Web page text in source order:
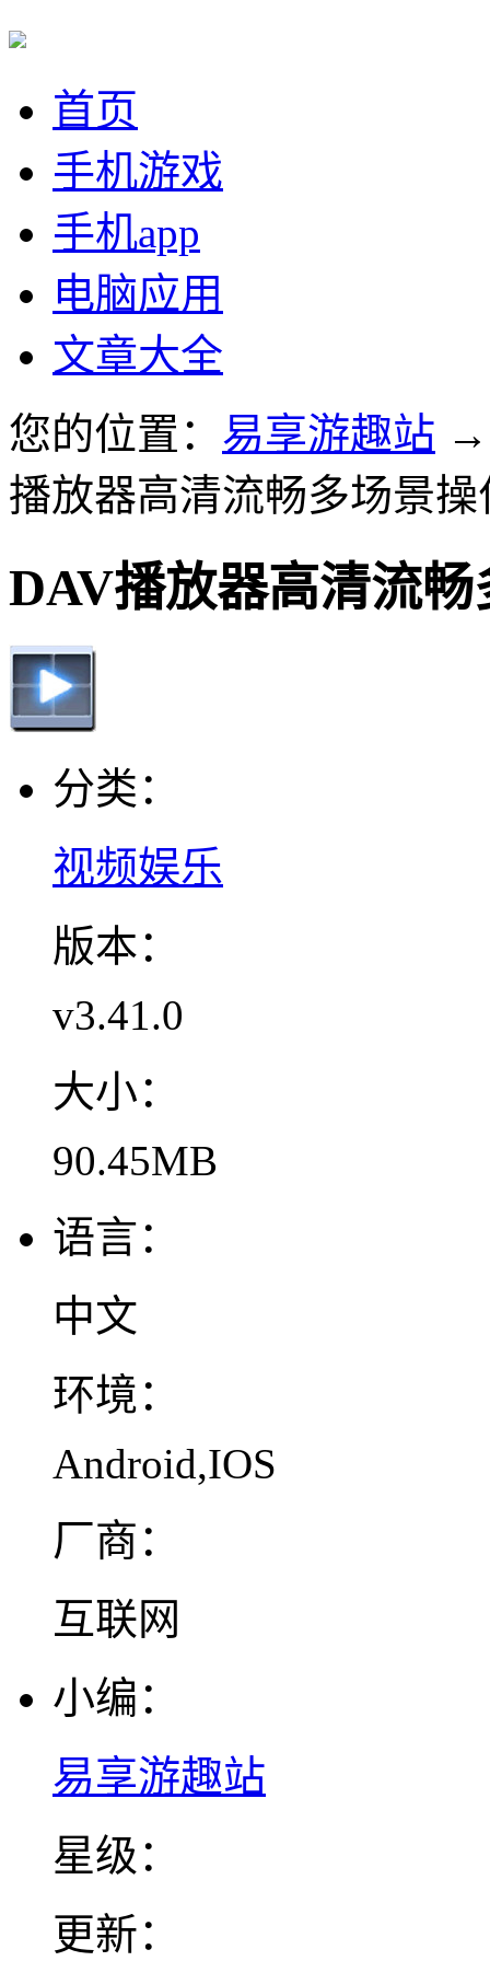
首页
手机游戏
手机app
电脑应用
文章大全
您的位置： 易享游趣站
播放器高清流畅多场景操
DAV播放器高清流
分类：
视频娱乐
版本：
v3.41.0
大小：
90.45MB
语言：
中文
环境：
Android,IOS
厂商：
互联网
小编：
易享游趣站
星级：
更新：